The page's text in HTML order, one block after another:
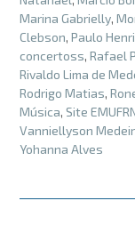
Marina Gabrielly,
Clebson, Paulo
concertoss, Rafael
Rivaldo Lima de
Rodrigo Matias,
Música, Site
Vanniellyson
Yohanna Alves